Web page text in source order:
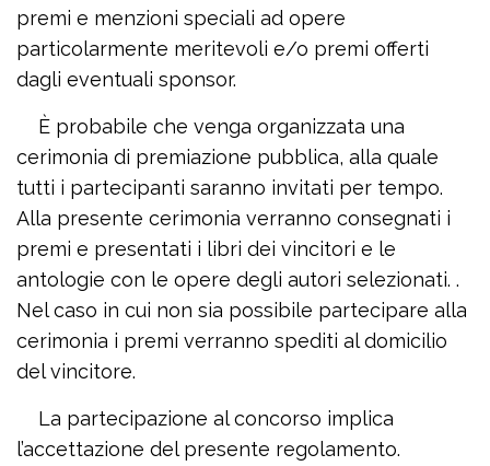
premi e menzioni speciali ad opere
particolarmente meritevoli e/o premi offerti
dagli eventuali sponsor.
È probabile che venga organizzata una
cerimonia di premiazione pubblica, alla quale
tutti i partecipanti saranno invitati per tempo.
Alla presente cerimonia verranno consegnati i
premi e presentati i libri dei vincitori e le
antologie con le opere degli autori selezionati. .
Nel caso in cui non sia possibile partecipare alla
cerimonia i premi verranno spediti al domicilio
del vincitore.
La partecipazione al concorso implica
l’accettazione del presente regolamento.